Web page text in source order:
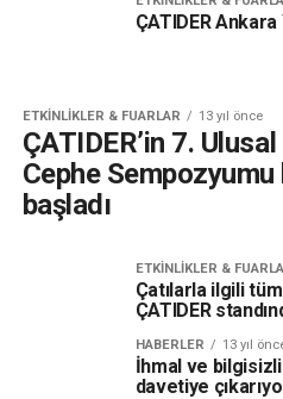
ÇATIDER Ankara
ETKINLIKLER & FUARLAR 13 yıl önce
ÇATIDER’in 7.
Cephe Sempozyumu
başladı
ETKINLIKLER &
Çatılarla ilgili
ÇATIDER
HABERLER 13 yıl
İhmal ve
davetiye